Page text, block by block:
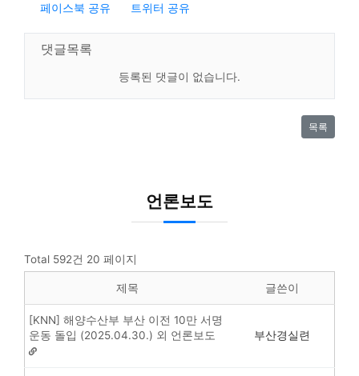
페이스북 공유 트위터 공유
댓글목록
등록된 댓글이 없습니다.
목록
언론보도
Total 592건 20 페이지
제목 글쓴이
[KNN] 해양수산부 부산 이전 10만 서명
운동 돌입 (2025.04.30.) 외 언론보도
부산경실련